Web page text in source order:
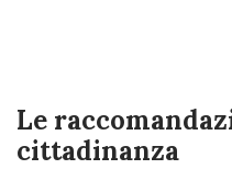
Le
cittadinanza